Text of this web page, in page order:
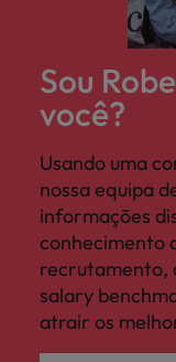
Sou
você?
Usando uma
nossa equipa
informações
conhecimento
recrutamento,
salary
atrair os